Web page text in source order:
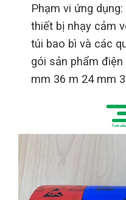
Phạm vi ứng
thiết bị nhạy cảm
túi bao bì và các
gói sản phẩm
mm 36 m 24 mm